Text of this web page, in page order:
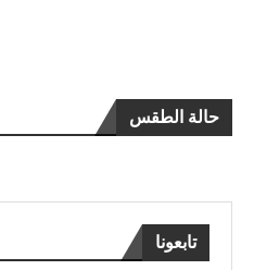
حالة الطقس
تابعونا